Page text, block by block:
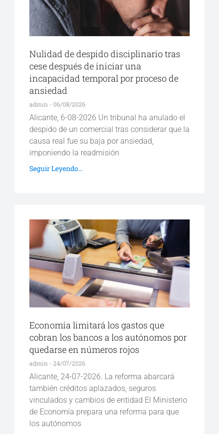
Nulidad de despido disciplinario tras
cese después de iniciar una
incapacidad temporal por proceso de
ansiedad
admin 06/08/2026
Alicante, 6-08-2026 Un tribunal ha anulado el
despido de un comercial tras considerar que la
causa real fue su baja por ansiedad,
imponiendo la readmisión
Seguir Leyendo...
Economía limitará los gastos que
cobran los bancos a los autónomos por
quedarse en números rojos
admin 24/07/2026
Alicante, 24-07-2026. La reforma abarcará
también créditos aplazados, seguros
vinculados y cambios de entidad El Ministerio
de Economía prepara una reforma para que
los autónomos